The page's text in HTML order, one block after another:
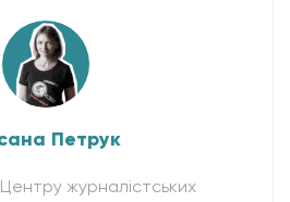
Петрук
журналістських